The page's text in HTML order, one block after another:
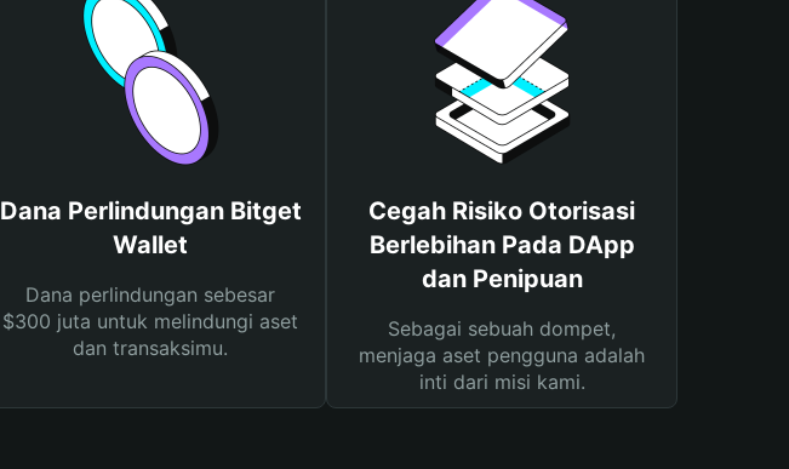
Dana Perlindungan Bitget
Wallet
Dana perlindungan sebesar
$300 juta untuk melindungi aset
dan transaksimu.
Cegah Risiko Otorisasi
Berlebihan Pada DApp
dan Penipuan
Sebagai sebuah dompet,
menjaga aset pengguna adalah
inti dari misi kami.